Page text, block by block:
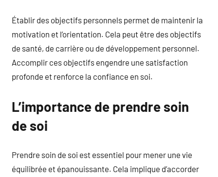
Établir des objectifs personnels permet de maintenir la
motivation et l’orientation. Cela peut être des objectifs
de santé, de carrière ou de développement personnel.
Accomplir ces objectifs engendre une satisfaction
profonde et renforce la confiance en soi.
L’importance de prendre soin
de soi
Prendre soin de soi est essentiel pour mener une vie
équilibrée et épanouissante. Cela implique d’accorder